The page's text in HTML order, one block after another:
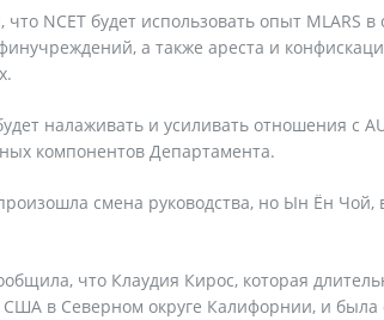
что NCET будет использовать опыт
а также ареста и
налаживать и усиливать отношения с
компонентов Департамента.
смена руководства, но Ын Ён Чой,
что Клаудия Кирос, которая
США в Северном округе Калифорнии, и